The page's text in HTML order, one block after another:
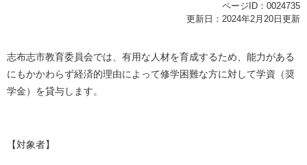
ページID：0024735
更新日：2024年2月20日更新
志布志市教育委員会では、有用な人材を育成するため、能力がある
にもかかわらず経済的理由によって修学困難な方に対して学資（奨
学金）を貸与します。
【対象者】